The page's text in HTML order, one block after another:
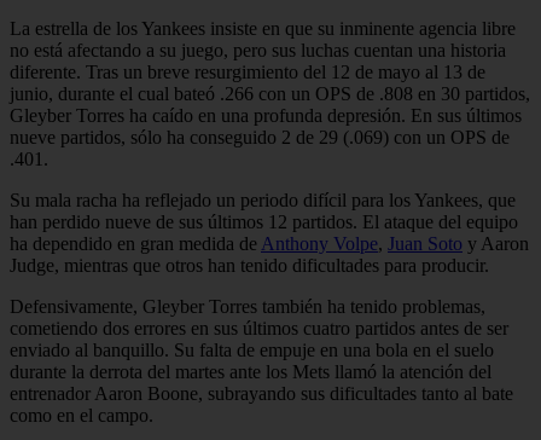
La estrella de los Yankees insiste en que su inminente agencia libre
no está afectando a su juego, pero sus luchas cuentan una historia
diferente. Tras un breve resurgimiento del 12 de mayo al 13 de
junio, durante el cual bateó .266 con un OPS de .808 en 30 partidos,
Gleyber Torres ha caído en una profunda depresión. En sus últimos
nueve partidos, sólo ha conseguido 2 de 29 (.069) con un OPS de
.401.
Su mala racha ha reflejado un periodo difícil para los Yankees, que
han perdido nueve de sus últimos 12 partidos. El ataque del equipo
ha dependido en gran medida de Anthony Volpe, Juan Soto y Aaron
Judge, mientras que otros han tenido dificultades para producir.
Defensivamente, Gleyber Torres también ha tenido problemas,
cometiendo dos errores en sus últimos cuatro partidos antes de ser
enviado al banquillo. Su falta de empuje en una bola en el suelo
durante la derrota del martes ante los Mets llamó la atención del
entrenador Aaron Boone, subrayando sus dificultades tanto al bate
como en el campo.